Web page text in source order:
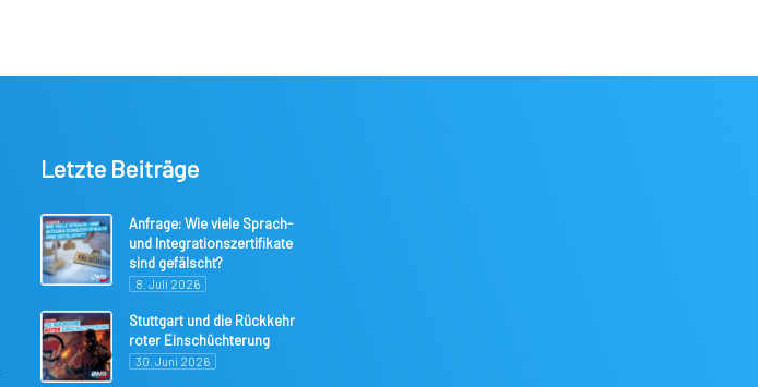
Letzte Beiträge
Anfrage: Wie viele Sprach-
und Integrationszertifikate
sind gefälscht?
8. Juli 2026
Stuttgart und die Rückkehr
roter Einschüchterung
30. Juni 2026